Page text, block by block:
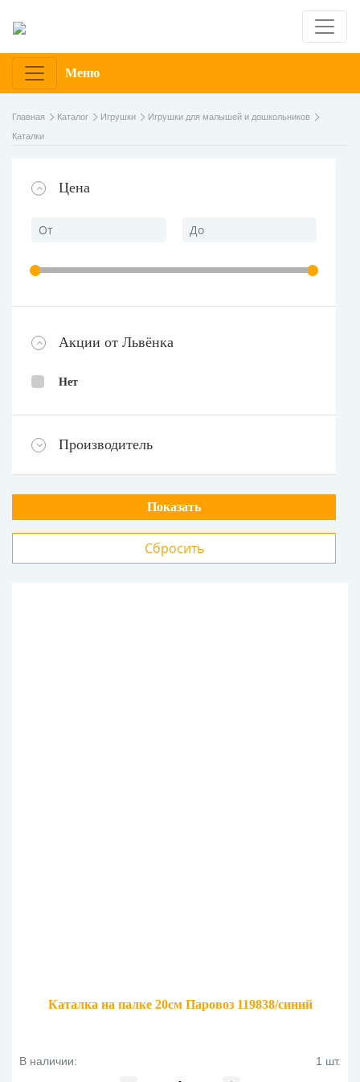
Меню
Главная Каталог Игрушки
Игрушки для малышей и дошкольников
Каталки
Цена
Акции от Львёнка
Нет
Производитель
Каталка на палке 20см Паровоз 119838/синий
В наличии: 1 шт.